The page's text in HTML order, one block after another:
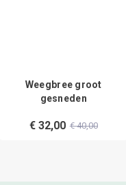
Weegbree groot
gesneden
€ 32,00 € 40,00